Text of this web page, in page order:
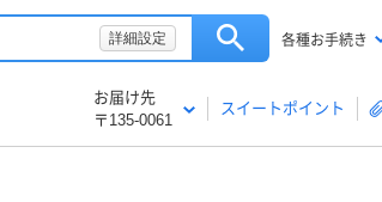
詳細設定 各種お手続き
お届け先
〒135-0061
スイートポイント